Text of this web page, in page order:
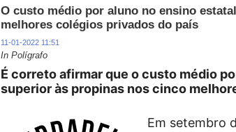
O custo médio por aluno no ensino
melhores colégios privados do país
11-01-2022 11:51
In Polígrafo
É correto afirmar que o custo médio
superior às propinas nos cinco
Em setembro